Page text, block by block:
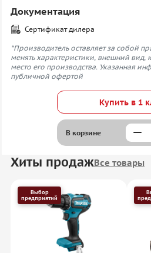
Документация
Сертификат дилера
*Производитель оставляет за собой
менять характеристики, внешний вид,
место его производства. Указанная
публичной офертой
Купить в 1
В корзине
Хиты продажВсе товары
Выбор
предприятий